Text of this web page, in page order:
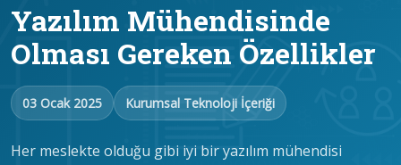
Yazılım Mühendisinde
Olması Gereken Özellikler
03 Ocak 2025 Kurumsal Teknoloji İçeriği
Her meslekte olduğu gibi iyi bir yazılım mühendisi